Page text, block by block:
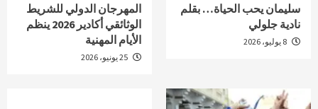
سليمان يحب الحياة… بقلم
نادية جلولي
المهرجان الدولي للشريط
الوثائقي أكادير 2026 ينظم
الأيام المهنية